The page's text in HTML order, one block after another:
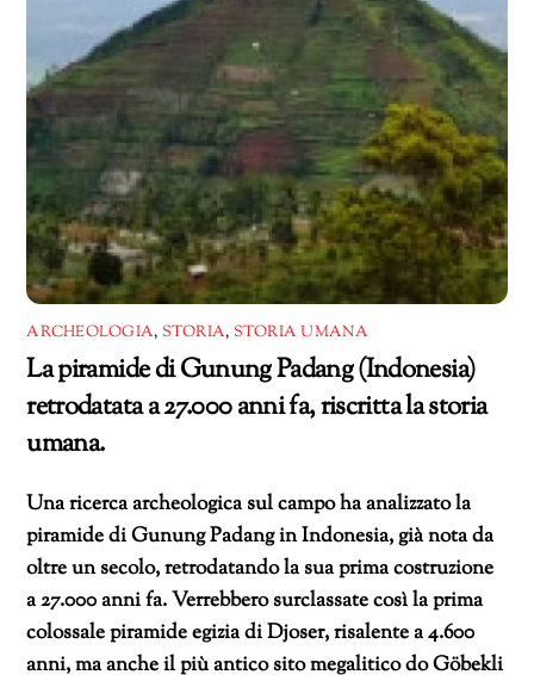
ARCHEOLOGIA, STORIA, STORIA UMANA
La piramide di Gunung Padang (Indonesia)
retrodatata a 27.000 anni fa, riscritta la storia
umana.
Una ricerca archeologica sul campo ha analizzato la
piramide di Gunung Padang in Indonesia, già nota da
oltre un secolo, retrodatando la sua prima costruzione
a 27.000 anni fa. Verrebbero surclassate così la prima
colossale piramide egizia di Djoser, risalente a 4.600
anni, ma anche il più antico sito megalitico do Göbekli